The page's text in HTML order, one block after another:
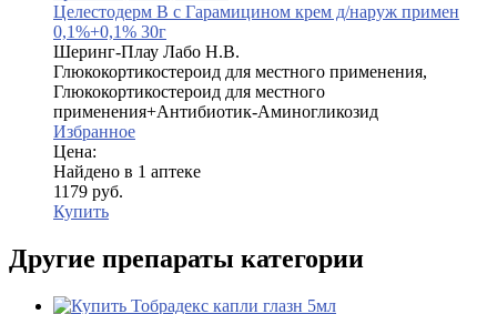
Целестодерм В с Гарамицином крем д/наруж примен
0,1%+0,1% 30г
Шеринг-Плау Лабо Н.В.
Глюкокортикостероид для местного применения,
Глюкокортикостероид для местного
применения+Антибиотик-Аминогликозид
Избранное
Цена:
Найдено в 1 аптеке
1179 руб.
Купить
Другие препараты категории